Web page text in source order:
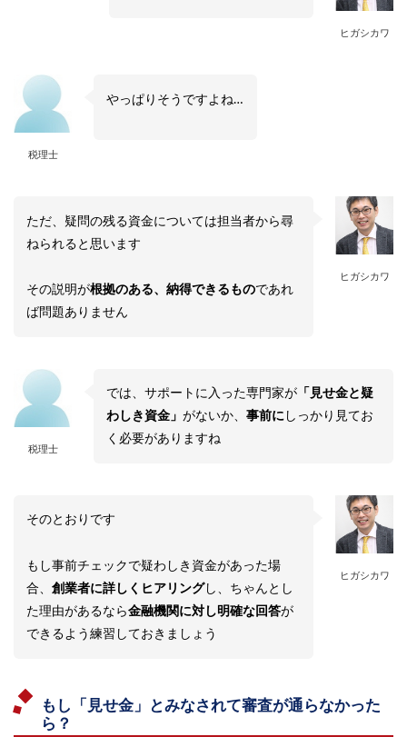
ヒガシカワ
税理士
やっぱりそうですよね…
ヒガシカワ
ただ、疑問の残る資金については担当者から尋
ねられると思います
その説明が根拠のある、納得できるものであれ
ば問題ありません
税理士
では、サポートに入った専門家が 「見せ金と疑
わしき資金」がないか、事前に しっかり見てお
く必要がありますね
ヒガシカワ
そのとおりです
もし事前チェックで疑わしき資金があった場
合、創業者に詳しくヒアリングし、ちゃんとし
た理由があるなら金融機関に対し明確な回答が
できるよう練習しておきましょう
もし「見せ金」とみなされて審査が通らなかった
ら？